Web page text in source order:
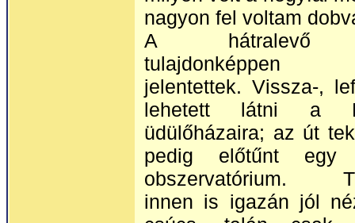
nagyon fel voltam
A hátralevő
tulajdonképpen
jelentettek. Vissza-,
lehetett látni a
üdülőházaira; az út
pedig előtűnt egy
obszervatórium.
innen is igazán jól